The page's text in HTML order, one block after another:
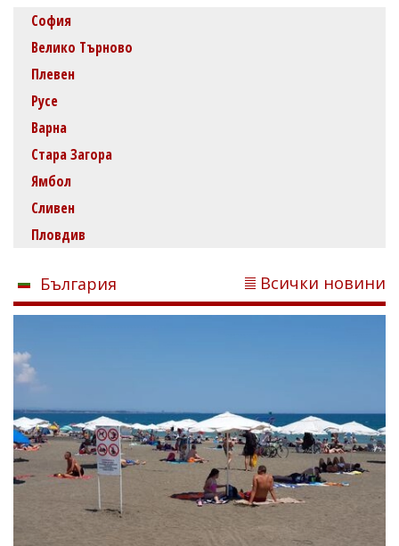
София
Велико Търново
Плевен
Русе
Варна
Стара Загора
Ямбол
Сливен
Пловдив
България Всички новини